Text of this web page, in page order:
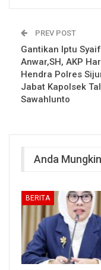
PREV POST
Gantikan Iptu
Anwar,SH, AKP
Hendra Polres
Jabat Kapolsek
Sawahlunto
Anda
BERITA